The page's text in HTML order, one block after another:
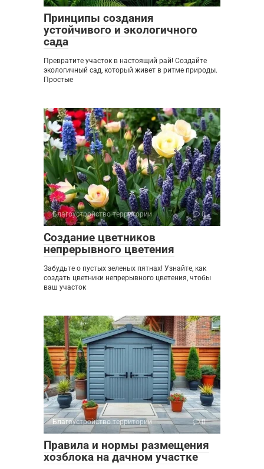
Принципы создания
устойчивого и экологичного
сада
Превратите участок в настоящий рай! Создайте
экологичный сад, который живет в ритме природы.
Простые
Благоустройство территории 0
Создание цветников
непрерывного цветения
Забудьте о пустых зеленых пятнах! Узнайте, как
создать цветники непрерывного цветения, чтобы
ваш участок
Благоустройство территории 0
Правила и нормы размещения
хозблока на дачном участке